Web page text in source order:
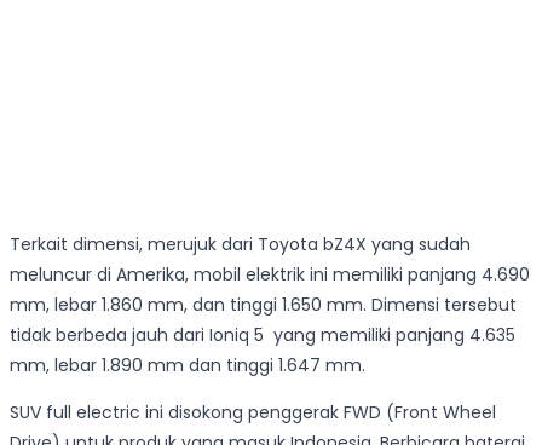
Terkait dimensi, merujuk dari Toyota bZ4X yang sudah
meluncur di Amerika, mobil elektrik ini memiliki panjang 4.690
mm, lebar 1.860 mm, dan tinggi 1.650 mm. Dimensi tersebut
tidak berbeda jauh dari Ioniq 5 yang memiliki panjang 4.635
mm, lebar 1.890 mm dan tinggi 1.647 mm.
SUV full electric ini disokong penggerak FWD (Front Wheel